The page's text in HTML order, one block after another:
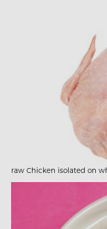
raw Chicken isolated on